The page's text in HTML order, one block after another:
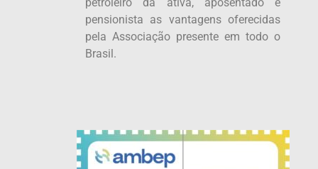
pensionista as vantagens oferecidas
pela Associação presente em todo o
Brasil.